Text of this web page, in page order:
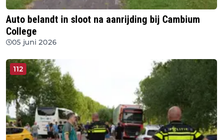
Auto belandt in sloot na aanrijding bij Cambium
College
05 juni 2026
112